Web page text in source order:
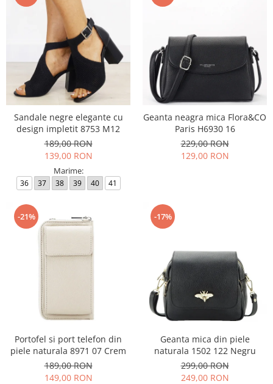
Sandale negre elegante cu
design impletit 8753 M12
189,00 RON
139,00 RON
Marime:
36 37 38 39 40 41
Geanta neagra mica Flora&CO
Paris H6930 16
229,00 RON
129,00 RON
-21%
Portofel si port telefon din
piele naturala 8971 07 Crem
189,00 RON
149,00 RON
-17%
Geanta mica din piele
naturala 1502 122 Negru
299,00 RON
249,00 RON